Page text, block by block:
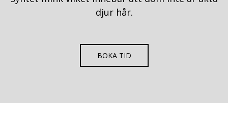
djur hår.
BOKA TID